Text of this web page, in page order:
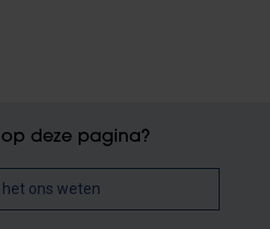
deze pagina?
het ons weten